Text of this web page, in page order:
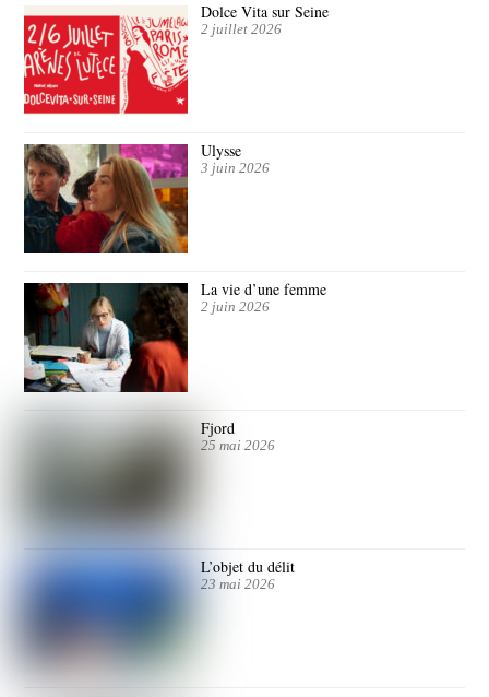
Dolce Vita sur Seine
2 juillet 2026
Ulysse
3 juin 2026
La vie d’une femme
2 juin 2026
Fjord
25 mai 2026
L’objet du délit
23 mai 2026